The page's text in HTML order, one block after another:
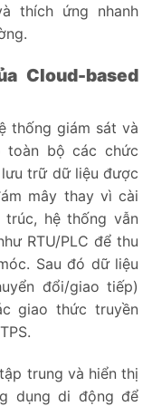
thích ứng nhanh
Cloud-based
thống giám sát và
toàn bộ các chức
trữ dữ liệu được
mây thay vì cài
hệ thống vẫn
RTU/PLC để thu
Sau đó dữ liệu
đổi/giao tiếp)
giao thức truyền
trung và hiển thị
dụng di động để